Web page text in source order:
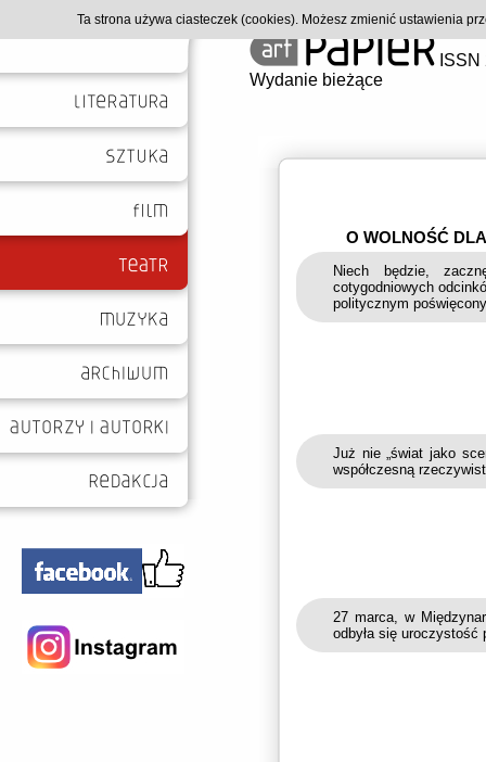
Wydanie bieżące
O WOLNOŚĆ
Niech będzie,
cotygodniowych
politycznym
Już nie „świat jako
współczesną
27 marca, w
odbyła się uroczystość
Ta strona używa ciasteczek (cookies). Możesz zmienić ustawienia